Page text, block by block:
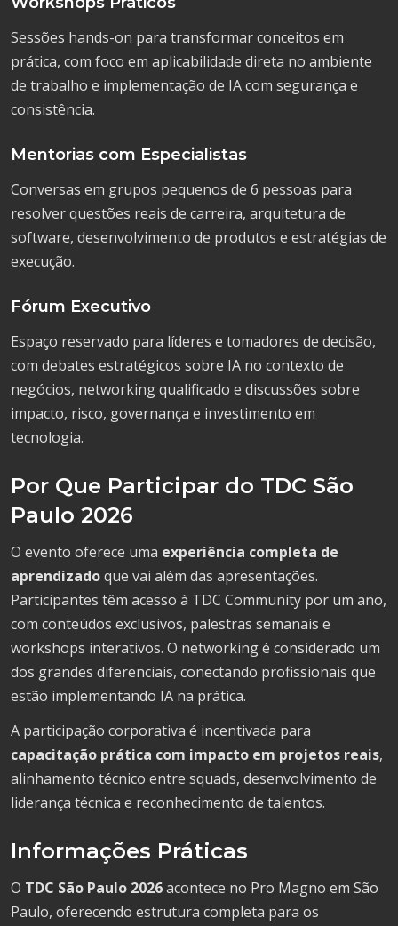
Sessões hands-on para transformar conceitos em
prática, com foco em aplicabilidade direta no ambiente
de trabalho e implementação de IA com segurança e
consistência.
Mentorias com Especialistas
Conversas em grupos pequenos de 6 pessoas para
resolver questões reais de carreira, arquitetura de
software, desenvolvimento de produtos e estratégias de
execução.
Fórum Executivo
Espaço reservado para líderes e tomadores de decisão,
com debates estratégicos sobre IA no contexto de
negócios, networking qualificado e discussões sobre
impacto, risco, governança e investimento em
tecnologia.
Por Que Participar do TDC São
Paulo 2026
O evento oferece uma experiência completa de
aprendizadoque vai além das apresentações.
Participantes têm acesso à TDC Community por um ano,
com conteúdos exclusivos, palestras semanais e
workshops interativos. O networking é considerado um
dos grandes diferenciais, conectando profissionais que
estão implementando IA na prática.
A participação corporativa é incentivada para
capacitação prática com impacto em projetos reais,
alinhamento técnico entre squads, desenvolvimento de
liderança técnica e reconhecimento de talentos.
Informações Práticas
O TDC São Paulo 2026acontece no Pro Magno em São
Paulo, oferecendo estrutura completa para os